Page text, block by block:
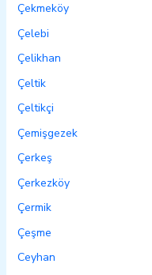
Çekmeköy
Çelebi
Çelikhan
Çeltik
Çeltikçi
Çemişgezek
Çerkeş
Çerkezköy
Çermik
Çeşme
Ceyhan